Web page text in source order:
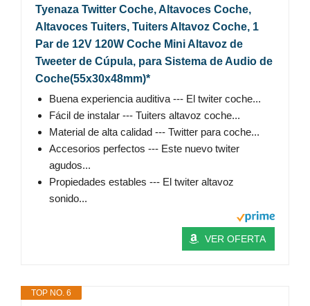
Tyenaza Twitter Coche, Altavoces Coche,
Altavoces Tuiters, Tuiters Altavoz Coche, 1
Par de 12V 120W Coche Mini Altavoz de
Tweeter de Cúpula, para Sistema de Audio de
Coche(55x30x48mm)*
Buena experiencia auditiva --- El twiter coche...
Fácil de instalar --- Tuiters altavoz coche...
Material de alta calidad --- Twitter para coche...
Accesorios perfectos --- Este nuevo twiter
agudos...
Propiedades estables --- El twiter altavoz
sonido...
VER OFERTA
TOP NO. 6